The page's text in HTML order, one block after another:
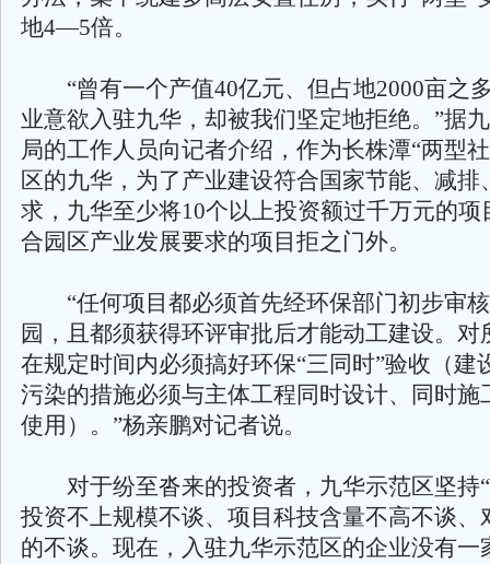
地4—5倍。
“曾有一个产值40亿元、但占地2000亩之
业意欲入驻九华，却被我们坚定地拒绝。”据
局的工作人员向记者介绍，作为长株潭“两型
区的九华，为了产业建设符合国家节能、减排
求，九华至少将10个以上投资额过千万元的项
合园区产业发展要求的项目拒之门外。
“任何项目都必须首先经环保部门初步审
园，且都须获得环评审批后才能动工建设。对
在规定时间内必须搞好环保“三同时”验收（建
污染的措施必须与主体工程同时设计、同时施
使用）。”杨亲鹏对记者说。
对于纷至沓来的投资者，九华示范区坚持“
投资不上规模不谈、项目科技含量不高不谈、
的不谈。现在，入驻九华示范区的企业没有一